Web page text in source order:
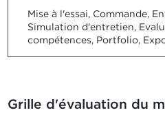
Mise à l'essai, Commande,
Simulation d'entretien,
compétences, Portfolio,
Grille d'évaluation du